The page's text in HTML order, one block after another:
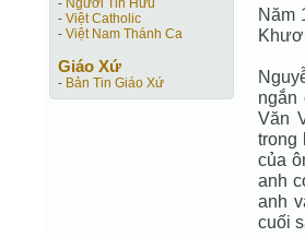
- Người Tin Hữu
- Việt Catholic
- Việt Nam Thánh Ca
Giáo Xứ
- Bản Tin Giáo Xứ
Năm
ngắn
Văn
trong
của
anh
anh
cuối